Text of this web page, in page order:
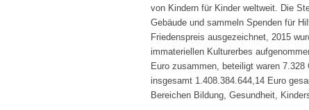
von Kindern für Kinder weltweit. Die
Gebäude und sammeln Spenden für
Friedenspreis ausgezeichnet, 2015
immateriellen Kulturerbes
Euro zusammen, beteiligt waren
insgesamt 1.408.384.644,14 Euro
Bereichen Bildung, Gesundheit,